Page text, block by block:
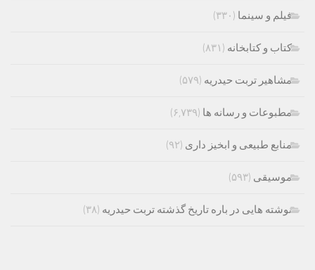
فیلم و سینما (۳۳۰)
کتاب و کتابخانه (۸۳۱)
مشاهیر تربت حیدریه (۵۷۹)
مطبوعات و رسانه ها (۶,۷۳۹)
منابع طبیعی و ابخیز داری (۹۲)
موسیقی (۵۹۳)
نوشته هایی در باره تاریخ گذشته تربت حیدریه (۳۸)